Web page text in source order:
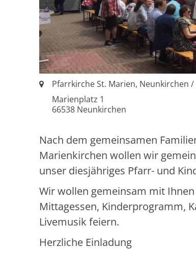
Ort:Pfarrkirche St. Marien, Neunkirchen /
Marienplatz 1
66538 Neunkirchen
Nach dem gemeinsamen
Marienkirchen wollen wir
unser diesjähriges Pfarr- und
Wir wollen gemeinsam mit
Mittagessen, Kinderprogramm,
Livemusik feiern.
Herzliche Einladung